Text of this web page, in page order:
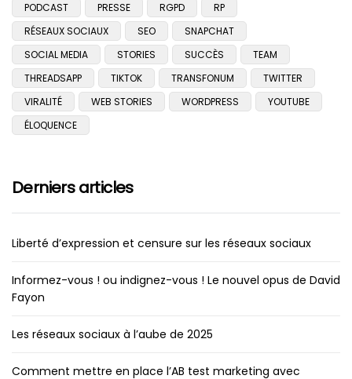
PODCAST
PRESSE RGPD
RP
RÉSEAUX SOCIAUX
SEO
SNAPCHAT
SOCIAL MEDIA
STORIES SUCCÈS
TEAM
THREADSAPP
TIKTOK TRANSFONUM
TWITTER
VIRALITÉ
WEB STORIES WORDPRESS
YOUTUBE
ÉLOQUENCE
Derniers articles
Liberté d’expression et censure sur les réseaux sociaux
Informez-vous ! ou indignez-vous ! Le nouvel opus de David
Fayon
Les réseaux sociaux à l’aube de 2025
Comment mettre en place l’AB test marketing avec